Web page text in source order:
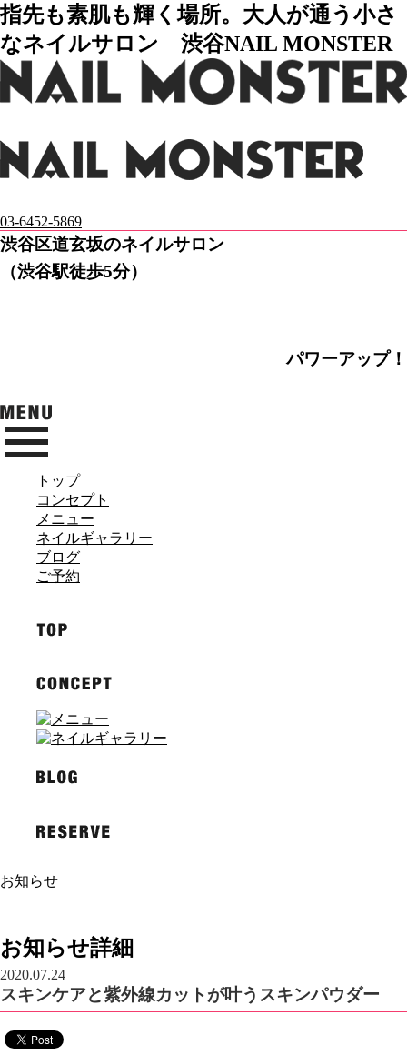
指先も素肌も輝く場所。大人が通う小さ
なネイルサロン 渋谷NAIL MONSTER
03-6452-5869
渋谷区道玄坂のネイルサロン
（渋谷駅徒歩5分）
パワーアップ！
トップ
コンセプト
メニュー
ネイルギャラリー
ブログ
ご予約
お知らせ
お知らせ詳細
2020.07.24
スキンケアと紫外線カットが叶うスキンパウダー